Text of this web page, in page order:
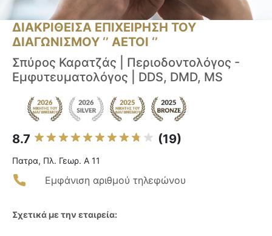
ΔΙΑΚΡΙΘΕΙΣΑ ΕΠΙΧΕΙΡΗΣΗ ΤΟΥ
ΔΙΑΓΩΝΙΣΜΟΥ ‘’ ΑΕΤΟΙ ‘’
Σπύρος Καρατζάς | Περιοδοντολόγος -
Εμφυτευματολόγος | DDS, DMD, MS
8.7 (19)
Πατρα, Πλ. Γεωρ. Α 11
Εμφάνιση αριθμού τηλεφώνου
Σχετικά με την εταιρεία: